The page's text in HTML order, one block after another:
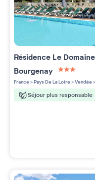
Résidence Le
Bourgenay
3 étoiles
France>Pays De La Loire>Vendée>
Séjour plus responsable